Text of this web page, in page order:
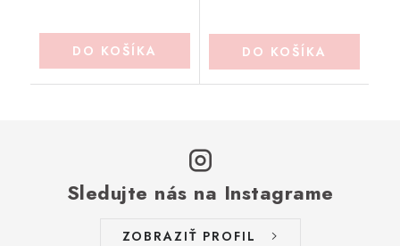
DO KOŠÍKA DO KOŠÍKA
Sledujte nás na Instagrame
ZOBRAZIŤ PROFIL